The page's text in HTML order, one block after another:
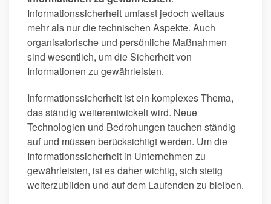
Informationssicherheit umfasst jedoch weitaus
mehr als nur die technischen Aspekte. Auch
organisatorische und persönliche Maßnahmen
sind wesentlich, um die Sicherheit von
Informationen zu gewährleisten.
Informationssicherheit ist ein komplexes Thema,
das ständig weiterentwickelt wird. Neue
Technologien und Bedrohungen tauchen ständig
auf und müssen berücksichtigt werden. Um die
Informationssicherheit in Unternehmen zu
gewährleisten, ist es daher wichtig, sich stetig
weiterzubilden und auf dem Laufenden zu bleiben.